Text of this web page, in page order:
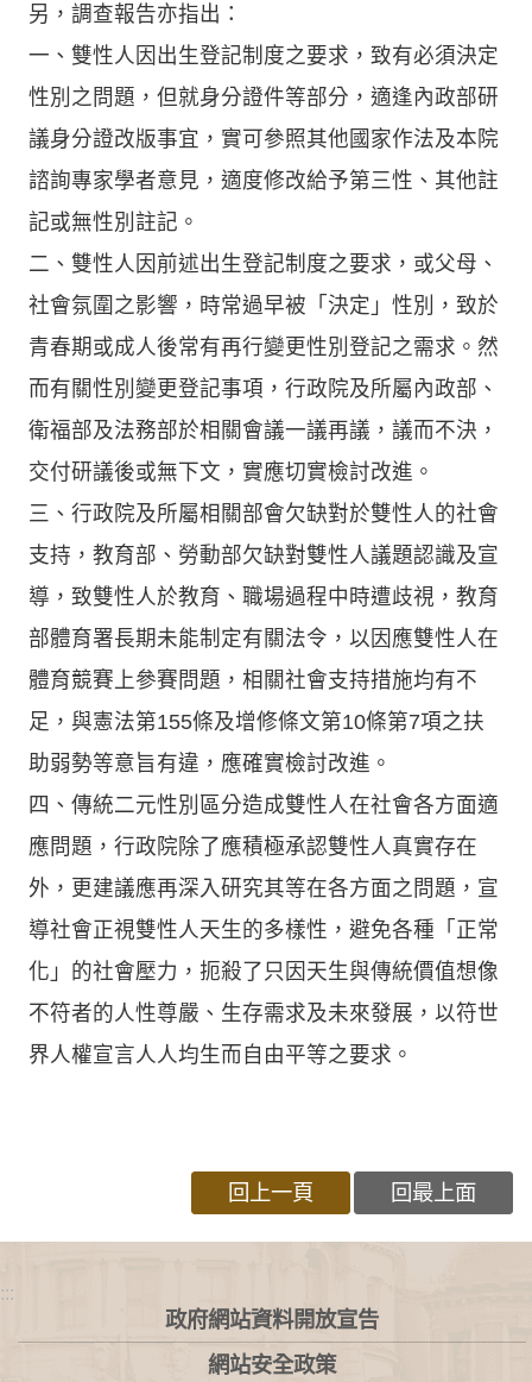
另，調查報告亦指出：
一、雙性人因出生登記制度之要求，致有必須決定
性別之問題，但就身分證件等部分，適逢內政部研
議身分證改版事宜，實可參照其他國家作法及本院
諮詢專家學者意見，適度修改給予第三性、其他註
記或無性別註記。
二、雙性人因前述出生登記制度之要求，或父母、
社會氛圍之影響，時常過早被「決定」性別，致於
青春期或成人後常有再行變更性別登記之需求。然
而有關性別變更登記事項，行政院及所屬內政部、
衛福部及法務部於相關會議一議再議，議而不決，
交付研議後或無下文，實應切實檢討改進。
三、行政院及所屬相關部會欠缺對於雙性人的社會
支持，教育部、勞動部欠缺對雙性人議題認識及宣
導，致雙性人於教育、職場過程中時遭歧視，教育
部體育署長期未能制定有關法令，以因應雙性人在
體育競賽上參賽問題，相關社會支持措施均有不
足，與憲法第155條及增修條文第10條第7項之扶
助弱勢等意旨有違，應確實檢討改進。
四、傳統二元性別區分造成雙性人在社會各方面適
應問題，行政院除了應積極承認雙性人真實存在
外，更建議應再深入研究其等在各方面之問題，宣
導社會正視雙性人天生的多樣性，避免各種「正常
化」的社會壓力，扼殺了只因天生與傳統價值想像
不符者的人性尊嚴、生存需求及未來發展，以符世
界人權宣言人人均生而自由平等之要求。
回上一頁 回最上面
:::
政府網站資料開放宣告
網站安全政策